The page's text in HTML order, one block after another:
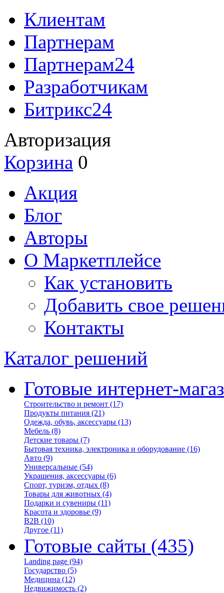
Клиентам
Партнерам
Партнерам24
Разработчикам
Битрикс24
Авторизация
Корзина 0
Акция
Блог
Авторы
О Маркетплейсе
Как установить
Добавить свое
Контакты
Каталог решений
Готовые интернет-
Строительство и ремонт (17)
Продукты питания (21)
Одежда, обувь, аксессуары (13)
Мебель (8)
Детские товары (7)
Бытовая техника, электроника и оборудование (16)
Авто (9)
Универсальные (54)
Украшения, аксессуары (6)
Спорт, туризм, отдых (8)
Товары для животных (4)
Подарки и сувениры (11)
Красота и здоровье (9)
B2B (10)
Другое (11)
Готовые сайты (435)
Landing page (94)
Государство (5)
Медицина (12)
Недвижимость (2)